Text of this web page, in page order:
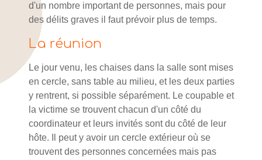
d'un nombre important de personnes, mais pour
des délits graves il faut prévoir plus de temps.
La réunion
Le jour venu, les chaises dans la salle sont mises
en cercle, sans table au milieu, et les deux parties
y rentrent, si possible séparément. Le coupable et
la victime se trouvent chacun d'un côté du
coordinateur et leurs invités sont du côté de leur
hôte. Il peut y avoir un cercle extérieur où se
trouvent des personnes concernées mais pas